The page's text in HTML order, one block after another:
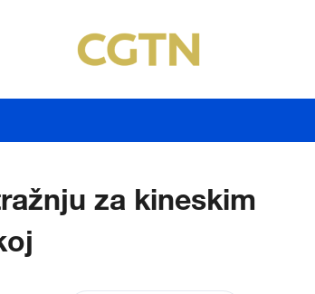
za kineskim